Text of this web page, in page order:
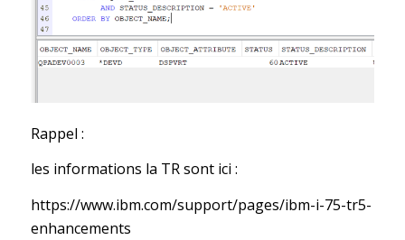
Rappel :
les informations la TR sont ici :
https://www.ibm.com/support/pages/ibm-i-75-tr5-
enhancements